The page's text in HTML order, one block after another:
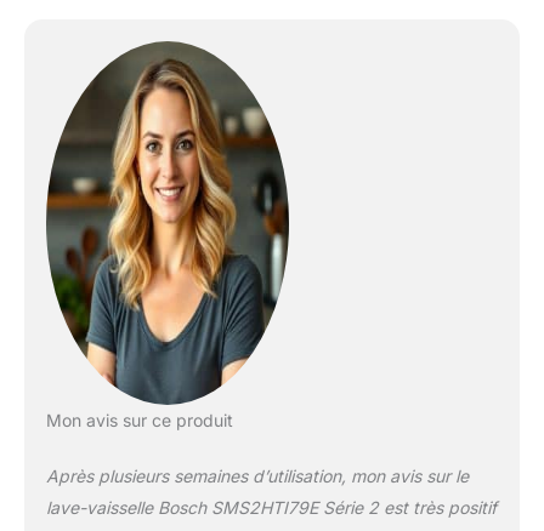
technologie Active Water
du lave-vaisselle permet
d'économiser de l'eau,
de l'énergie avec des
performances accrues.
Un système intelligent
adapte la quantité d'eau
à la vaisselle chargée Le
programme ExtraDry du
lave-vaisselle augmente
la température du
DriveTM a été mis au
point pour accroître
Mon avis sur ce produit
Après plusieurs semaines d’utilisation, mon avis sur le
lave-vaisselle Bosch SMS2HTI79E Série 2 est très positif